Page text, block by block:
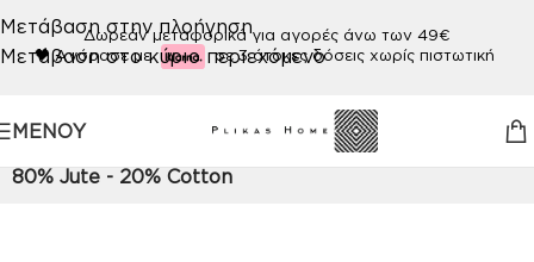
Μετάβαση στην πλοήγηση
Μετάβαση στο κύριο περιεχόμενο
Δωρεάν μεταφορικά για αγορές άνω των 49€
🖤Αγόρασε με σε 3 άτοκες δόσεις χωρίς πιστωτική
ΜΕΝΟΎ
Προϊόν ΠΟΙΟΤΗΤΑ/
80% Jute - 20% Cotton